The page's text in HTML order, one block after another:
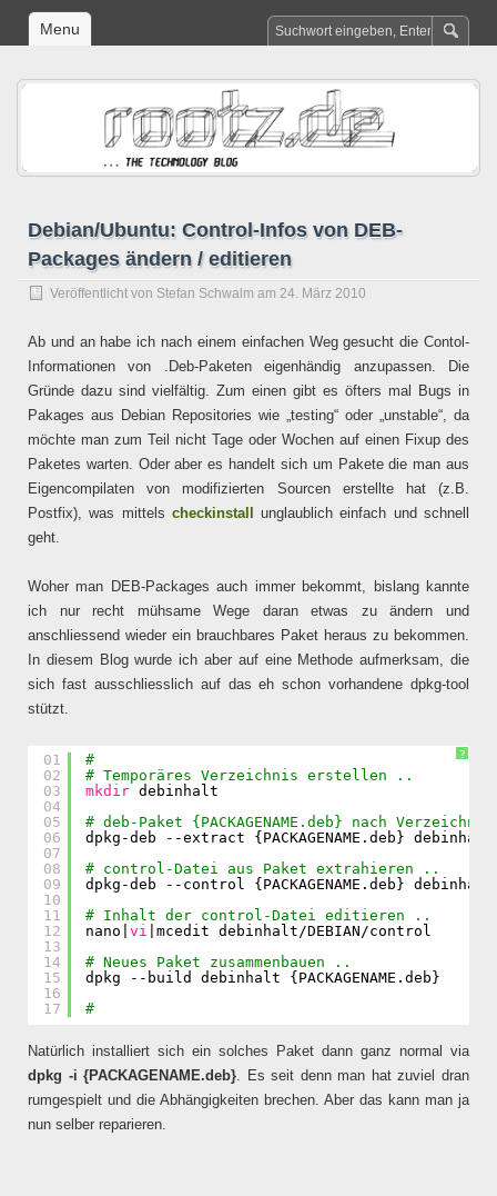
Menu
Debian/Ubuntu: Control-Infos von DEB-
Packages ändern / editieren
Veröffentlicht von Stefan Schwalm am 24. März 2010
Ab und an habe ich nach einem einfachen Weg gesucht die Contol-
Informationen von .Deb-Paketen eigenhändig anzupassen. Die
Gründe dazu sind vielfältig. Zum einen gibt es öfters mal Bugs in
Pakages aus Debian Repositories wie „testing“ oder „unstable“, da
möchte man zum Teil nicht Tage oder Wochen auf einen Fixup des
Paketes warten. Oder aber es handelt sich um Pakete die man aus
Eigencompilaten von modifizierten Sourcen erstellte hat (z.B.
Postfix), was mittels checkinstall unglaublich einfach und schnell
geht.
Woher man DEB-Packages auch immer bekommt, bislang kannte
ich nur recht mühsame Wege daran etwas zu ändern und
anschliessend wieder ein brauchbares Paket heraus zu bekommen.
In diesem Blog wurde ich aber auf eine Methode aufmerksam, die
sich fast ausschliesslich auf das eh schon vorhandene dpkg-tool
stützt.
?
01
02
03
04
05
06
07
08
09
10
11
12
13
14
15
16
17
#
# Temporäres Verzeichnis erstellen ..
mkdir debinhalt
# deb-Paket {PACKAGENAME.deb} nach
dpkg-deb --extract {PACKAGENAME.deb} debinhalt
# control-Datei aus Paket extrahieren ..
dpkg-deb --control {PACKAGENAME.deb} debinhalt
# Inhalt der control-Datei editieren ..
nano| vi |mcedit debinhalt/DEBIAN/control
# Neues Paket zusammenbauen ..
dpkg --build debinhalt {PACKAGENAME.deb}
#
Natürlich installiert sich ein solches Paket dann ganz normal via
dpkg -i {PACKAGENAME.deb} . Es seit denn man hat zuviel dran
rumgespielt und die Abhängigkeiten brechen. Aber das kann man ja
nun selber reparieren.